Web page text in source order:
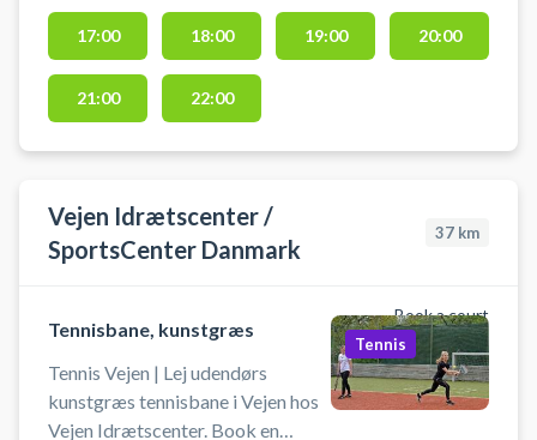
Juelsminde Strand.
17:00 18:00 19:00 20:00
21:00 22:00
Vejen Idrætscenter /
SportsCenter Danmark
37 km
Book a court
Tennisbane, kunstgræs
Tennis Vejen | Lej udendørs
kunstgræs tennisbane i Vejen hos
Vejen Idrætscenter. Book en
Tennis